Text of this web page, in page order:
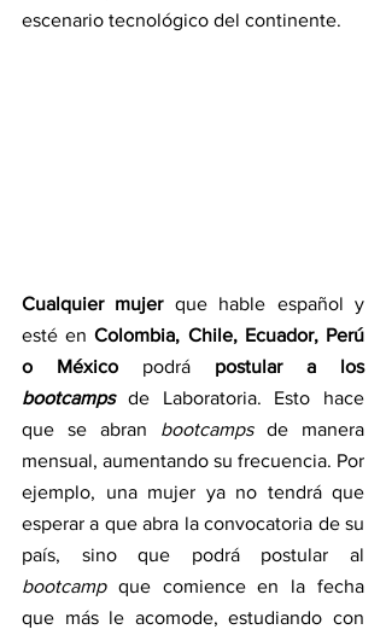
escenario tecnológico del continente.
Cualquier mujer que hable español y
esté en Colombia, Chile, Ecuador, Perú
o México podrá
postular a los
bootcamps
de Laboratoria. Esto hace
que se abran bootcamps de manera
mensual, aumentando su frecuencia. Por
ejemplo, una mujer ya no tendrá que
esperar a que abra la convocatoria de su
bootcamp que comience en la fecha
que más le acomode, estudiando con